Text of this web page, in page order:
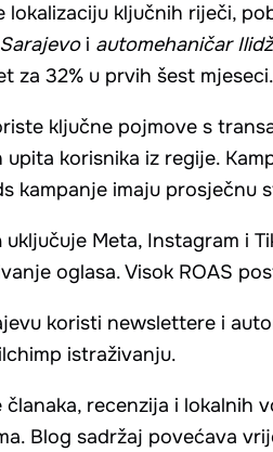
lokalizaciju ključnih riječi,
i automehaničar
za 32% u prvih šest mjeseci.
ključne pojmove s
korisnika iz regije.
kampanje imaju prosječnu
uključuje Meta, Instagram i
oglasa. Visok ROAS
koristi newslettere i
istraživanju.
članaka, recenzija i lokalnih
Blog sadržaj povećava